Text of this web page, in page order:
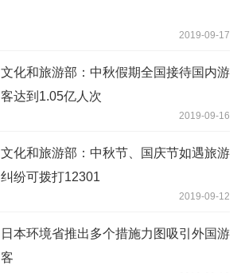
2019-09-17
文化和旅游部：中秋假期全国接待国内游
客达到1.05亿人次
2019-09-16
文化和旅游部：中秋节、国庆节如遇旅游
纠纷可拨打12301
2019-09-12
日本环境省推出多个措施力图吸引外国游
客